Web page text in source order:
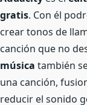
gratis. Con él
crear tonos de
canción que no
música también
una canción,
reducir el sonido